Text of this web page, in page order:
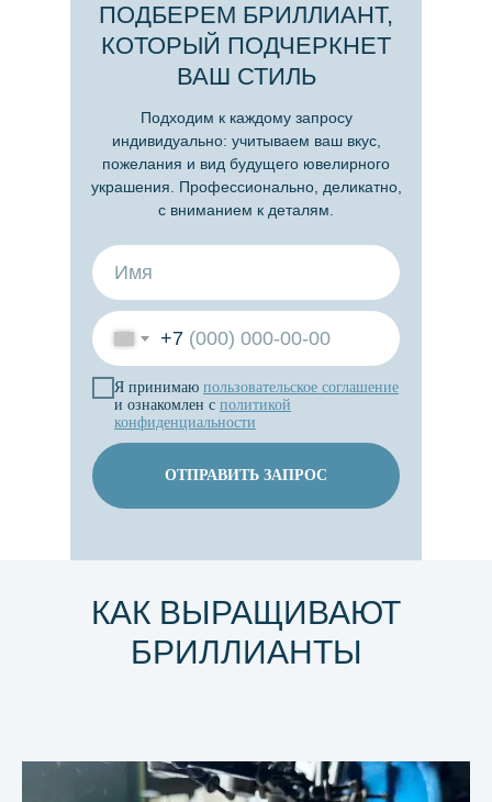
Подходим к каждому запросу
индивидуально: учитываем ваш вкус,
пожелания и вид будущего ювелирного
украшения. Профессионально, деликатно,
с вниманием к деталям.
ПОДБЕРЕМ БРИЛЛИАНТ,
КОТОРЫЙ ПОДЧЕРКНЕТ
ВАШ СТИЛЬ
+7
Я принимаю пользовательское соглашение
и ознакомлен с политикой
конфиденциальности
ОТПРАВИТЬ ЗАПРОС
КАК ВЫРАЩИВАЮТ
БРИЛЛИАНТЫ